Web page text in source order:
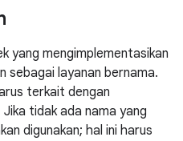
yang mengimplementasikan
sebagai layanan bernama.
terkait dengan
tidak ada nama yang
digunakan; hal ini harus